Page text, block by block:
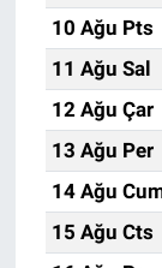
10 Ağu Pts
11 Ağu Sal
12 Ağu Çar
13 Ağu Per
14 Ağu
15 Ağu Cts